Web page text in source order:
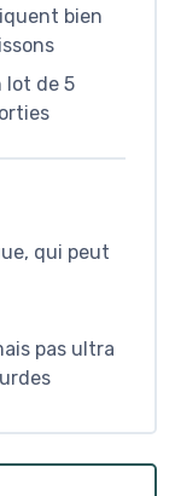
bien
lot de 5
qui peut
pas ultra